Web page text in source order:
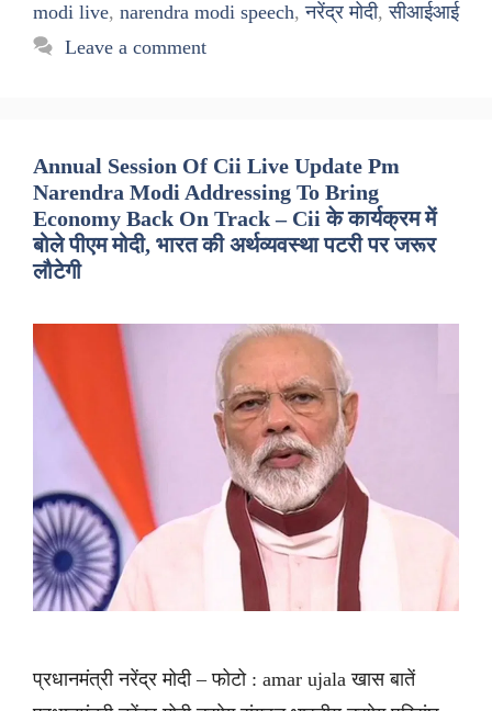
modi live, narendra modi speech,नरेंद्र मोदी,सीआईआई
Leave a comment
Annual Session Of Cii Live Update Pm
Narendra Modi Addressing To Bring
Economy Back On Track – Cii के कार्यक्रम में
बोले पीएम मोदी, भारत की अर्थव्यवस्था पटरी पर जरूर
लौटेगी
प्रधानमंत्री नरेंद्र मोदी – फोटो : amar ujala खास बातें